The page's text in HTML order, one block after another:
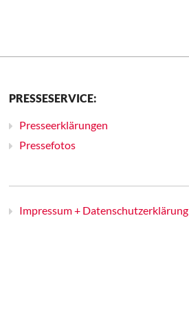
PRESSESERVICE:
Presseerklärungen
Pressefotos
Impressum + Datenschutzerklärung